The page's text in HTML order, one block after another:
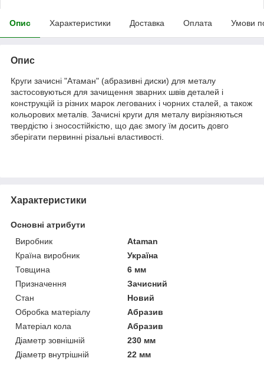
Опис Характеристики Доставка Оплата Умови
Опис
Круги зачисні "Атаман" (абразивні диски) для металу
застосовуються для зачищення зварних швів деталей і
конструкцій із різних марок легованих і чорних сталей, а також
кольорових металів. Зачисні круги для металу вирізняються
твердістю і зносостійкістю, що дає змогу їм досить довго
зберігати первинні різальні властивості.
Характеристики
Основні атрибути
Виробник
Ataman
Країна виробник
Україна
Товщина
6 мм
Призначення
Зачисний
Стан
Новий
Обробка матеріалу
Абразив
Матеріал кола
Абразив
Діаметр зовнішній
230 мм
Діаметр внутрішній
22 мм